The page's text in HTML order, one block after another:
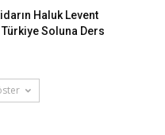
Haluk Levent
Soluna Ders